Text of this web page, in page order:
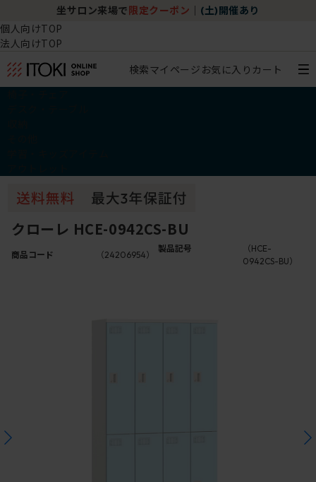
坐サロン来場で 限定クーポン (土)開催あり
個人向けTOP
法人向けTOP
検索マイページ お気に入り カート
クローレ HCE-0942CS-BU
商品コード （24206954）
製品記号
（HCE-
0942CS-BU）